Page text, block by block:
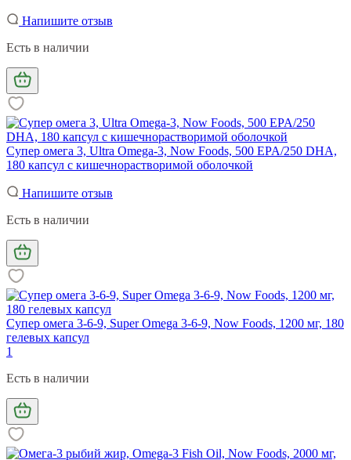
Напишите отзыв
Есть в наличии
Супер омега 3, Ultra Omega-3, Now Foods, 500 EPA/250 DHA,
180 капсул с кишечнорастворимой оболочкой
Напишите отзыв
Есть в наличии
Супер омега 3-6-9, Super Omega 3-6-9, Now Foods, 1200 мг, 180
гелевых капсул
1
Есть в наличии